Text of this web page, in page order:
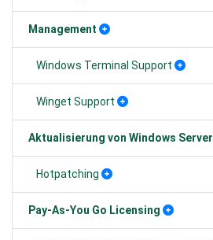
Management
Windows Terminal Support
Winget Support
Aktualisierung von Windows Server
Hotpatching
Pay-As-You Go Licensing